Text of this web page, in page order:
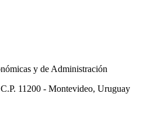
y de Administración
11200 - Montevideo, Uruguay